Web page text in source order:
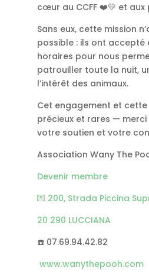
cœur au CCFF ❤️💛 et aux
Sans eux, cette mission
possible : ils ont accepté
horaires pour nous
patrouiller toute la nuit,
l’intérêt des animaux.
Cet engagement et
précieux et rares —
votre soutien et votre
Association Wany The
Devenir membre
💌 200, Strada Piccina
20 290 LUCCIANA
☎️ 07.69.94.42.82
www.wanythepooh.com